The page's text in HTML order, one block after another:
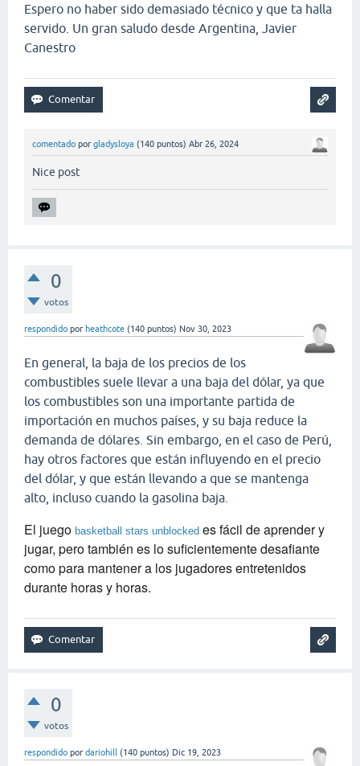
Espero no haber sido demasiado técnico y que ta halla
servido. Un gran saludo desde Argentina, Javier
Canestro
comentado por gladysloya (140 puntos) Abr 26, 2024
Nice post
0
votos
respondido por heathcote (140 puntos) Nov 30, 2023
En general, la baja de los precios de los
combustibles suele llevar a una baja del dólar, ya que
los combustibles son una importante partida de
importación en muchos países, y su baja reduce la
demanda de dólares. Sin embargo, en el caso de Perú,
hay otros factores que están influyendo en el precio
del dólar, y que están llevando a que se mantenga
alto, incluso cuando la gasolina baja.
El juego basketball stars unblocked es fácil de aprender y
jugar, pero también es lo suficientemente desafiante
como para mantener a los jugadores entretenidos
durante horas y horas.
0
votos
respondido por dariohill (140 puntos) Dic 19, 2023